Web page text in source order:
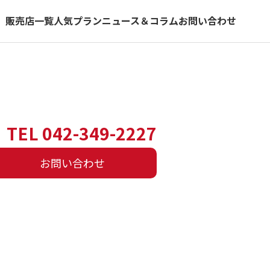
販売店一覧人気プランニュース＆コラムお問い合わせ
TEL 042-349-2227
お問い合わせ